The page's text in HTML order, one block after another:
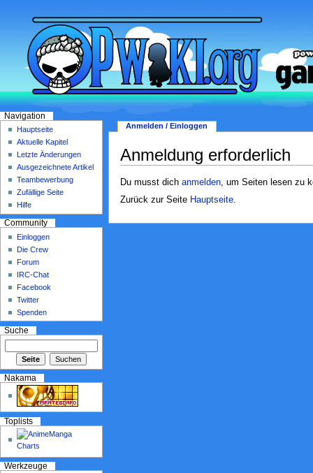
Anmeldung erforderlich
Du musst dich anmelden, um Seiten lesen zu
Zurück zur Seite Hauptseite.
Anmelden / Einloggen
Navigation
Hauptseite
Aktuelle Kapitel
Letzte Änderungen
Ausgezeichnete Artikel
Teambewerbung
Zufällige Seite
Hilfe
Community
Einloggen
Die Crew
Forum
IRC-Chat
Facebook
Twitter
Spenden
Suche
Nakama
Toplists
Werkzeuge